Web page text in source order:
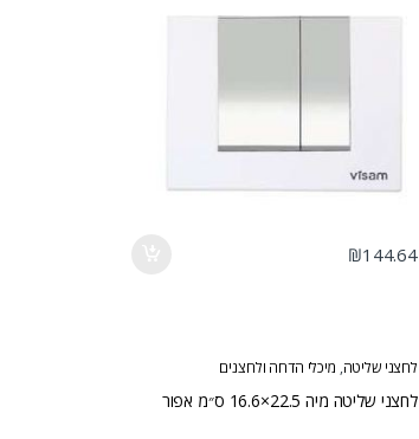
₪144.64
לחצני שליטה, מיכלי הדחה ולחצנים
לחצני שליטה מיה 22.5×16.6 ס״מ אפור